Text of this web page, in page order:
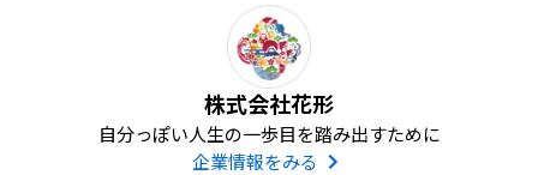
株式会社花形
自分っぽい人生の一歩目を踏み出すために
企業情報をみる